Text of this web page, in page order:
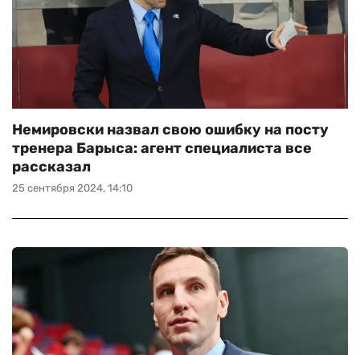
25 сентября 2024, 14:10
Немировски назвал свою ошибку на посту
тренера Барыса: агент специалиста все
рассказал